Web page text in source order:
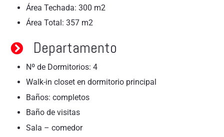
Área Techada: 300 m2
Área Total: 357 m2
Departamento
Nº de Dormitorios: 4
Walk-in closet en dormitorio principal
Baños: completos
Baño de visitas
Sala – comedor